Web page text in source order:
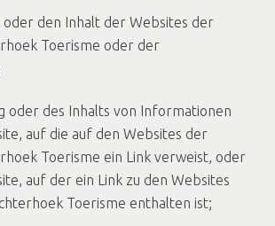
oder den Inhalt der Websites der
Toerisme oder der
oder des Inhalts von Informationen
auf die auf den Websites der
Toerisme ein Link verweist, oder
auf der ein Link zu den Websites
Toerisme enthalten ist;